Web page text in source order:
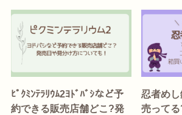
ﾋﾟｸﾐﾝﾃﾗﾘｳﾑ2ﾖﾄﾞﾊﾞｼなど予
約できる販売店舗どこ?発
忍者め
売ってる